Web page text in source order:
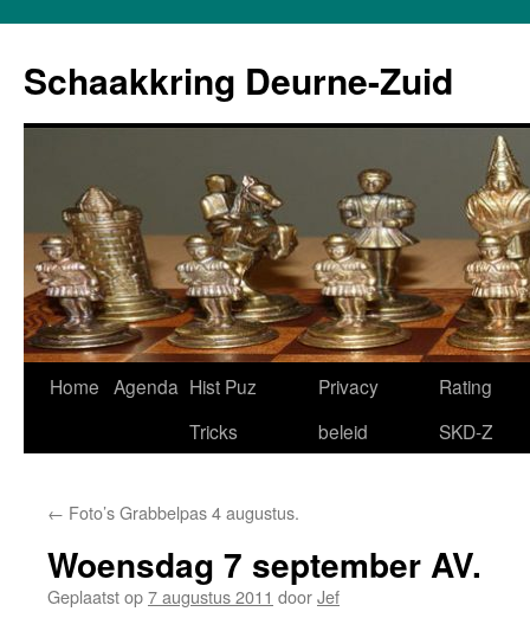
Schaakkring Deurne-Zuid
Ga
inhoud
Home Agenda Hist Puz
Tricks
Privacy
beleid
Rating
SKD-Z
← Foto’s Grabbelpas 4 augustus.
Woensdag 7 september AV.
Geplaatst op7 augustus 2011 doorJef